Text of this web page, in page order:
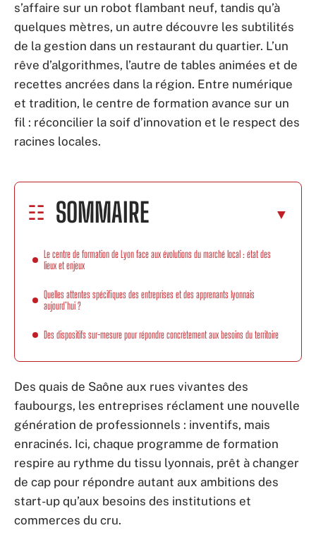
s’affaire sur un robot flambant neuf, tandis qu’à
quelques mètres, un autre découvre les subtilités
de la gestion dans un restaurant du quartier. L’un
rêve d’algorithmes, l’autre de tables animées et de
recettes ancrées dans la région. Entre numérique
et tradition, le centre de formation avance sur un
fil : réconcilier la soif d’innovation et le respect des
racines locales.
SOMMAIRE
Le centre de formation de Lyon face aux évolutions du marché local : état des
lieux et enjeux
Quelles attentes spécifiques des entreprises et des apprenants lyonnais
aujourd’hui ?
Des dispositifs sur-mesure pour répondre concrètement aux besoins du territoire
Des quais de Saône aux rues vivantes des
faubourgs, les entreprises réclament une nouvelle
génération de professionnels : inventifs, mais
enracinés. Ici, chaque programme de formation
respire au rythme du tissu lyonnais, prêt à changer
de cap pour répondre autant aux ambitions des
start-up qu’aux besoins des institutions et
commerces du cru.